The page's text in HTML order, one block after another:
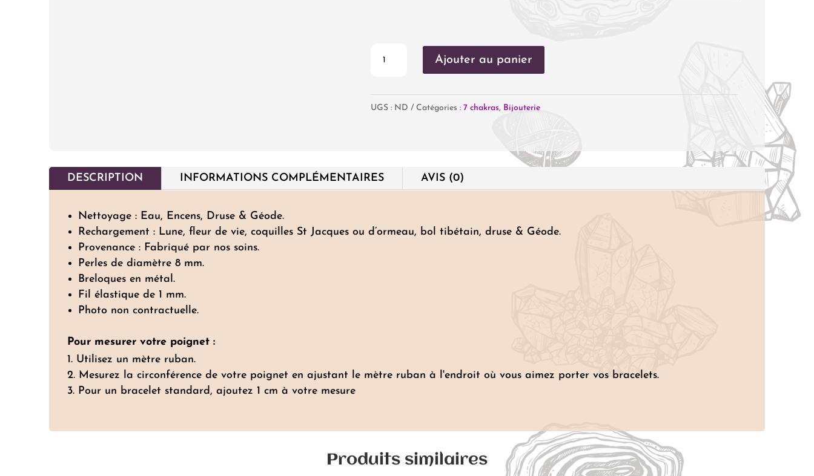
7
8mm)
Ajouter au panier
UGS : ND Catégories :7 chakras, Bijouterie
DESCRIPTION INFORMATIONS COMPLÉMENTAIRES AVIS (0)
Nettoyage : Eau, Encens, Druse & Géode.
Rechargement : Lune, fleur de vie, coquilles St Jacques ou d’ormeau, bol tibétain, druse & Géode.
Provenance : Fabriqué par nos soins.
Perles de diamètre 8 mm.
Breloques en métal.
Fil élastique de 1 mm.
Photo non contractuelle.
Pour mesurer votre poignet :
Utilisez un mètre ruban.
Mesurez la circonférence de votre poignet en ajustant le mètre ruban à l'endroit où vous aimez porter vos bracelets.
Pour un bracelet standard, ajoutez 1 cm à votre mesure
Produits similaires